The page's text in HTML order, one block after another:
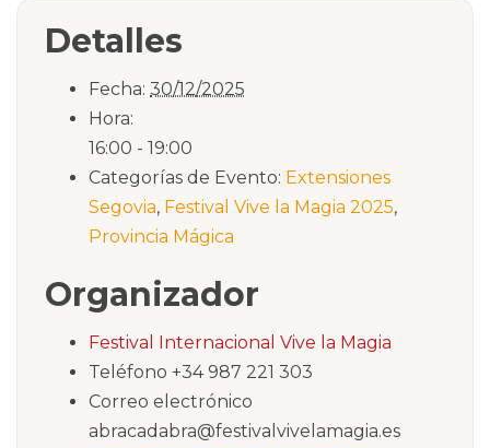
Detalles
Fecha: 30/12/2025
Hora:
16:00 - 19:00
Categorías de Evento: Extensiones
Segovia, Festival Vive la Magia 2025,
Provincia Mágica
Organizador
Festival Internacional Vive la Magia
Teléfono +34 987 221 303
Correo electrónico
abracadabra@festivalvivelamagia.es